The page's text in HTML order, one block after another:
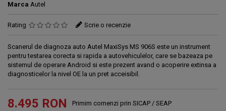
Marca Autel
Rating Scrie o recenzie
Scanerul de diagnoza auto Autel MaxiSys MS 906S este un instrument
pentru testarea corecta si rapida a autovehiculelor, care se bazeaza pe
sistemul de operare Android si este prezent avand o acoperire extinsa a
diagnosticelor la nivel OE la un pret acceisibil.
8.495 RON Primim comenzi prin SICAP / SEAP